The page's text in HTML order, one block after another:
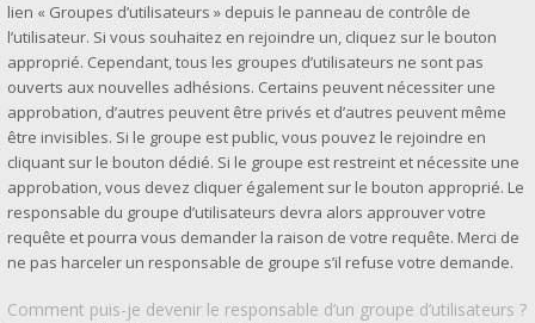
lien « Groupes d’utilisateurs » depuis le panneau de contrôle de
l’utilisateur. Si vous souhaitez en rejoindre un, cliquez sur le bouton
approprié. Cependant, tous les groupes d’utilisateurs ne sont pas
ouverts aux nouvelles adhésions. Certains peuvent nécessiter une
approbation, d’autres peuvent être privés et d’autres peuvent même
être invisibles. Si le groupe est public, vous pouvez le rejoindre en
cliquant sur le bouton dédié. Si le groupe est restreint et nécessite une
approbation, vous devez cliquer également sur le bouton approprié. Le
responsable du groupe d’utilisateurs devra alors approuver votre
requête et pourra vous demander la raison de votre requête. Merci de
ne pas harceler un responsable de groupe s’il refuse votre demande.
Comment puis-je devenir le responsable d’un groupe d’utilisateurs ?